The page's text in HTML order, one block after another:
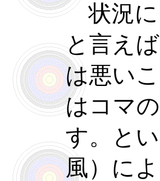
状況に
と言え
は悪い
はコマ
す。と
風）に